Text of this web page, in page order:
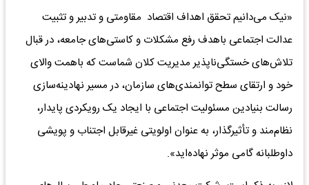
«نیک می‌دانیم تحقق اهداف اقتصاد مقاومتی و تدبیر و تثبیت
عدالت اجتماعی باهدف رفع مشکلات و کاستی‌های جامعه، در قبال
تلاش‌های خستگی‌ناپذیر مدیریت کلان شماست که باهمت والای
خود و ارتقای سطح توانمندی‌های سازمان، در مسیر نهادینه‌سازی
رسالت بنیادین مسئولیت اجتماعی با ایجاد یک رویکردی پایدار،
نظام‌مند و تأثیرگذار، به عنوان اولویتی غیرقابل اجتناب و پویشی
داوطلبانه گامی موثر نهاده‌اید».